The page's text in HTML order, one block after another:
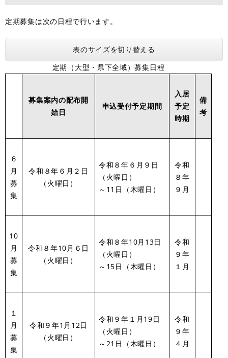
定期募集は次の日程で行います。
表のサイズを切り替える
定期（大型・県下全域）募集日程
募集案内の配布開
始日
申込受付予定期間
入居
予定
時期
備
考
６
月
募
集
令和８年６月２日
（火曜日）
令和８年６月９日
（火曜日）
～11日（木曜日）
令和
８年
９月
10
月
募
集
令和８年10月６日
（火曜日）
令和８年10月13日
（火曜日）
～15日（木曜日）
令和
９年
１月
１
月
募
集
令和９年1月12日
（火曜日）
令和９年１月19日
（火曜日）
～21日（木曜日）
令和
９年
４月